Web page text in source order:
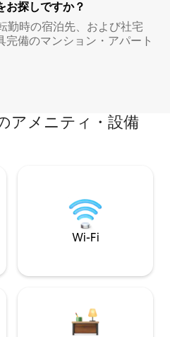
お探しですか？
勤時の宿泊先、および社宅
完備のマンション・アパート
アメニティ・設備
Wi-Fi